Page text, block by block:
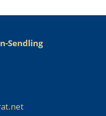
Sendling